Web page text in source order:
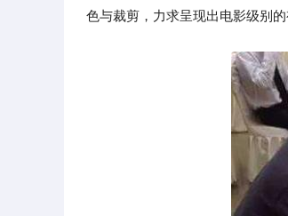
色与裁剪，力求呈现出电影级别的